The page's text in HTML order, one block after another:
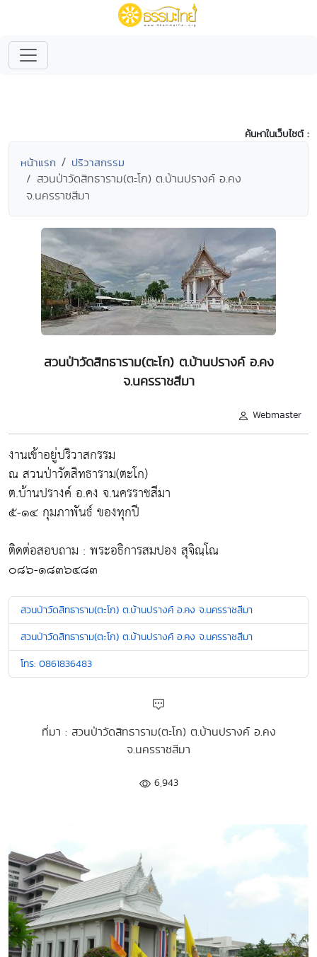
ค้นหาในเว็บไซต์ :
หน้าแรก ปริวาสกรรม
สวนป่าวัดสิทธาราม(ตะโก) ต.บ้านปรางค์ อ.คง
จ.นครราชสีมา
สวนป่าวัดสิทธาราม(ตะโก) ต.บ้านปรางค์ อ.คง
จ.นครราชสีมา
Webmaster
งานเข้าอยู่ปริวาสกรรม
ณ สวนป่าวัดสิทธาราม(ตะโก)
ต.บ้านปรางค์ อ.คง จ.นครราชสีมา
๕-๑๔ กุมภาพันธ์ ของทุกปี
ติดต่อสอบถาม : พระอธิการสมปอง สุจิณฺโณ
๐๘๖-๑๘๓๖๔๘๓
สวนป่าวัดสิทธาราม(ตะโก) ต.บ้านปรางค์ อ.คง จ.นครราชสีมา
สวนป่าวัดสิทธาราม(ตะโก) ต.บ้านปรางค์ อ.คง จ.นครราชสีมา
โทร: 0861836483
ที่มา : สวนป่าวัดสิทธาราม(ตะโก) ต.บ้านปรางค์ อ.คง
จ.นครราชสีมา
6,943